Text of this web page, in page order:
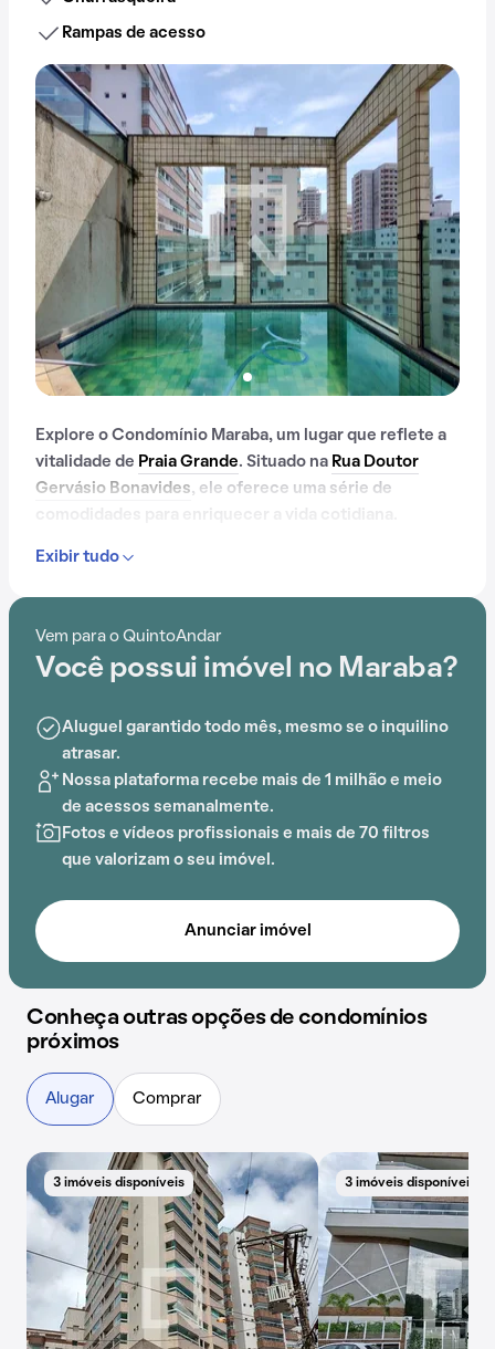
Rampas de acesso
Explore o Condomínio Maraba, um lugar que reflete a
vitalidade de Praia Grande. Situado na Rua Doutor
Gervásio Bonavides, ele oferece uma série de
conhecido na região.
Desde elevador até salão de festas, e passando por
churrasqueira, o Condomínio Maraba oferece um
Exibir tudo
Vem para o QuintoAndar
Você possui imóvel no Maraba?
Aluguel garantido todo mês, mesmo se o inquilino
atrasar.
Nossa plataforma recebe mais de 1 milhão e meio
de acessos semanalmente.
Fotos e vídeos profissionais e mais de 70 filtros
que valorizam o seu imóvel.
Anunciar imóvel
Conheça outras opções de condomínios
próximos
Alugar Comprar
3 imóveis disponíveis 3 imóveis disponíveis